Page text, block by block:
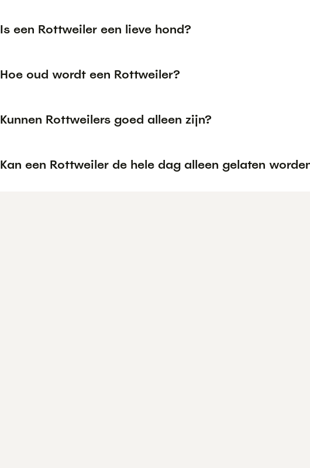
Is een Rottweiler een lieve hond?
Hoe oud wordt een Rottweiler?
Kunnen Rottweilers goed alleen zijn?
Kan een Rottweiler de hele dag alleen gelaten